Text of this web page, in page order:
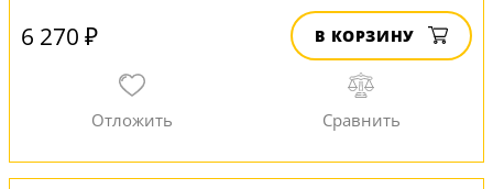
6 270 ₽ В КОРЗИНУ